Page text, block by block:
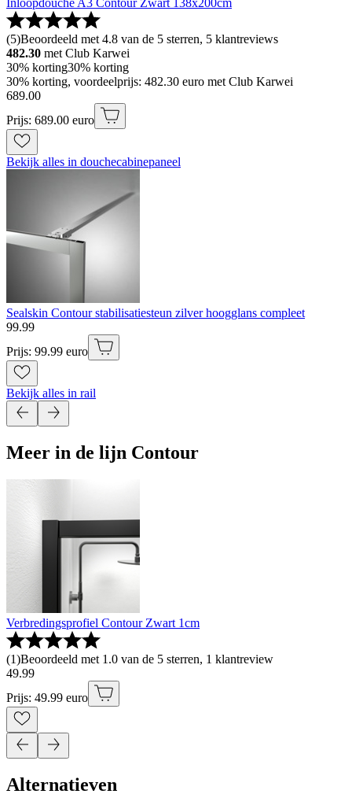
Inloopdouche A3 Contour Zwart 138x200cm
(5)Beoordeeld met 4.8 van de 5 sterren, 5 klantreviews
482.30 met Club Karwei
30% korting30% korting
30% korting, voordeelprijs: 482.30 euro met Club Karwei
689.00
Prijs: 689.00 euro
Bekijk alles in douchecabinepaneel
Sealskin Contour stabilisatiesteun zilver hoogglans compleet
99.99
Prijs: 99.99 euro
Bekijk alles in rail
Meer in de lijn Contour
Verbredingsprofiel Contour Zwart 1cm
(1)Beoordeeld met 1.0 van de 5 sterren, 1 klantreview
49.99
Prijs: 49.99 euro
Alternatieven